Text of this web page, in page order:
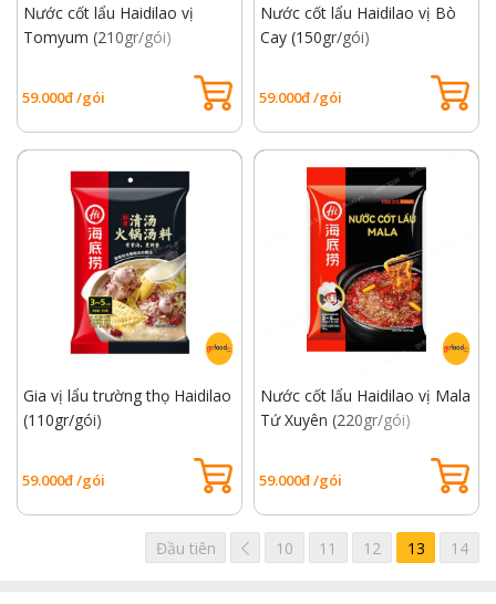
Nước cốt lẩu Haidilao vị
Tomyum (210gr/gói)
59.000đ /gói
Nước cốt lẩu Haidilao vị Bò
Cay (150gr/gói)
59.000đ /gói
Gia vị lẩu trường thọ Haidilao
(110gr/gói)
59.000đ /gói
Nước cốt lẩu Haidilao vị Mala
Tứ Xuyên (220gr/gói)
59.000đ /gói
Đầu tiên Trước
10 11 12 13 14